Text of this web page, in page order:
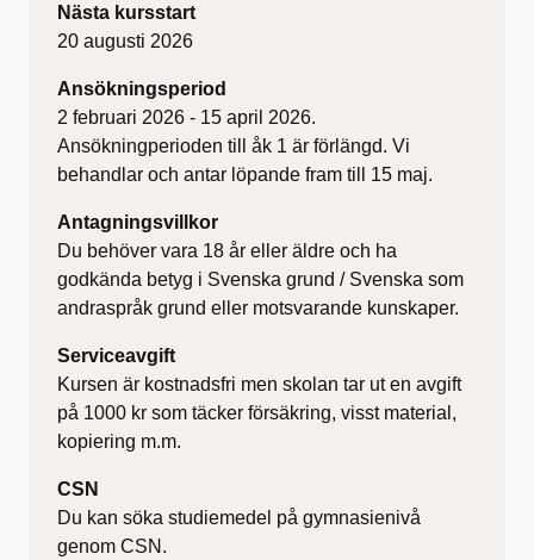
Nästa kursstart
20 augusti 2026
Ansökningsperiod
2 februari 2026 - 15 april 2026.
Ansökningperioden till åk 1 är förlängd. Vi
behandlar och antar löpande fram till 15 maj.
Antagningsvillkor
Du behöver vara 18 år eller äldre och ha
godkända betyg i Svenska grund / Svenska som
andraspråk grund eller motsvarande kunskaper.
Serviceavgift
Kursen är kostnadsfri men skolan tar ut en avgift
på 1000 kr som täcker försäkring, visst material,
kopiering m.m.
CSN
Du kan söka studiemedel på gymnasienivå
genom CSN.